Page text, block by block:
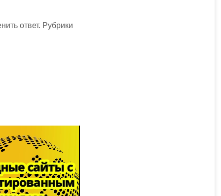
ответ. Рубрики